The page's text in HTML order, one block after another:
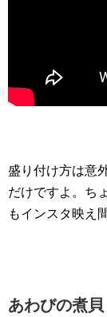
盛り付け方は意
だけですよ。ち
もインスタ映え
あわびの煮貝